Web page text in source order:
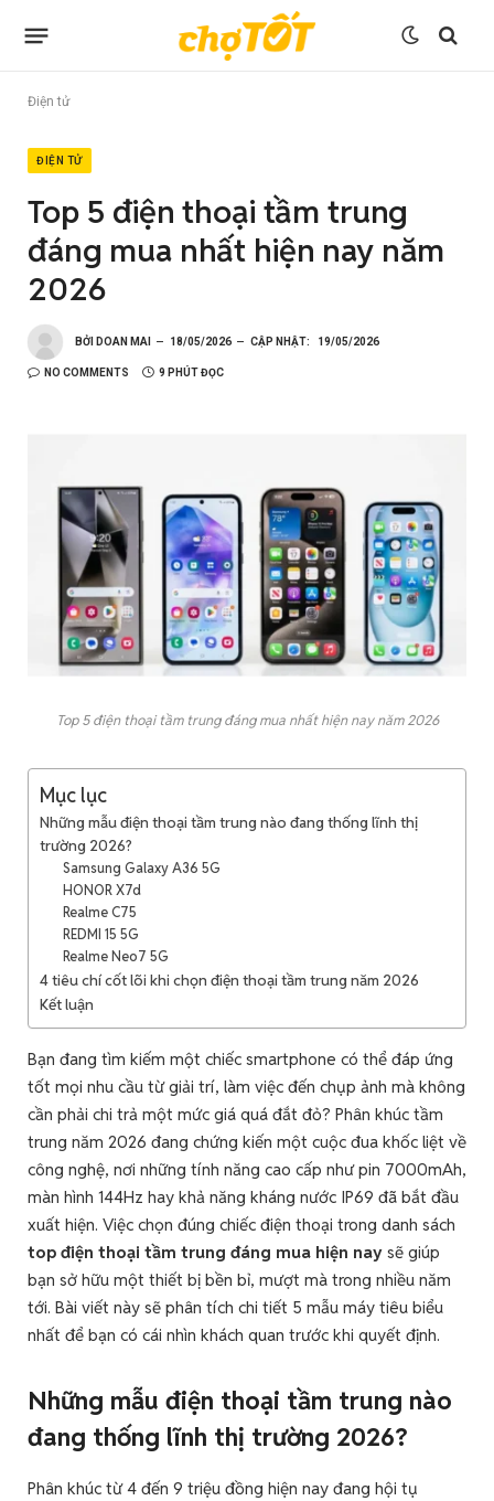
Điện tử
ĐIỆN TỬ
Top 5 điện thoại tầm trung
đáng mua nhất hiện nay năm
2026
BỞI DOAN MAI 18/05/2026 CẬP NHẬT: 19/05/2026
NO COMMENTS 9 PHÚT ĐỌC
Top 5 điện thoại tầm trung đáng mua nhất hiện nay năm 2026
Mục lục
Những mẫu điện thoại tầm trung nào đang thống lĩnh thị
trường 2026?
Samsung Galaxy A36 5G
HONOR X7d
Realme C75
REDMI 15 5G
Realme Neo7 5G
4 tiêu chí cốt lõi khi chọn điện thoại tầm trung năm 2026
Kết luận
Bạn đang tìm kiếm một chiếc smartphone có thể đáp ứng
tốt mọi nhu cầu từ giải trí, làm việc đến chụp ảnh mà không
cần phải chi trả một mức giá quá đắt đỏ? Phân khúc tầm
trung năm 2026 đang chứng kiến một cuộc đua khốc liệt về
công nghệ, nơi những tính năng cao cấp như pin 7000mAh,
màn hình 144Hz hay khả năng kháng nước IP69 đã bắt đầu
xuất hiện. Việc chọn đúng chiếc điện thoại trong danh sách
top điện thoại tầm trung đáng mua hiện nay sẽ giúp
bạn sở hữu một thiết bị bền bỉ, mượt mà trong nhiều năm
tới. Bài viết này sẽ phân tích chi tiết 5 mẫu máy tiêu biểu
nhất để bạn có cái nhìn khách quan trước khi quyết định.
Những mẫu điện thoại tầm trung nào
đang thống lĩnh thị trường 2026?
Phân khúc từ 4 đến 9 triệu đồng hiện nay đang hội tụ